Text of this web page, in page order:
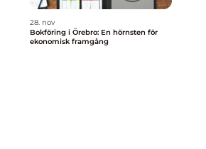
28. nov
Bokföring i Örebro: En hörnsten för
ekonomisk framgång